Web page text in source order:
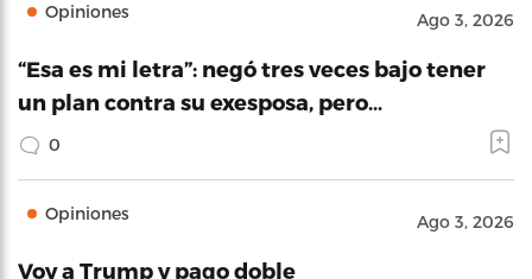
Opiniones Ago 3, 2026
“Esa es mi letra”: negó tres veces bajo tener
un plan contra su exesposa, pero…
0
Opiniones Ago 3, 2026
Voy a Trump y pago doble